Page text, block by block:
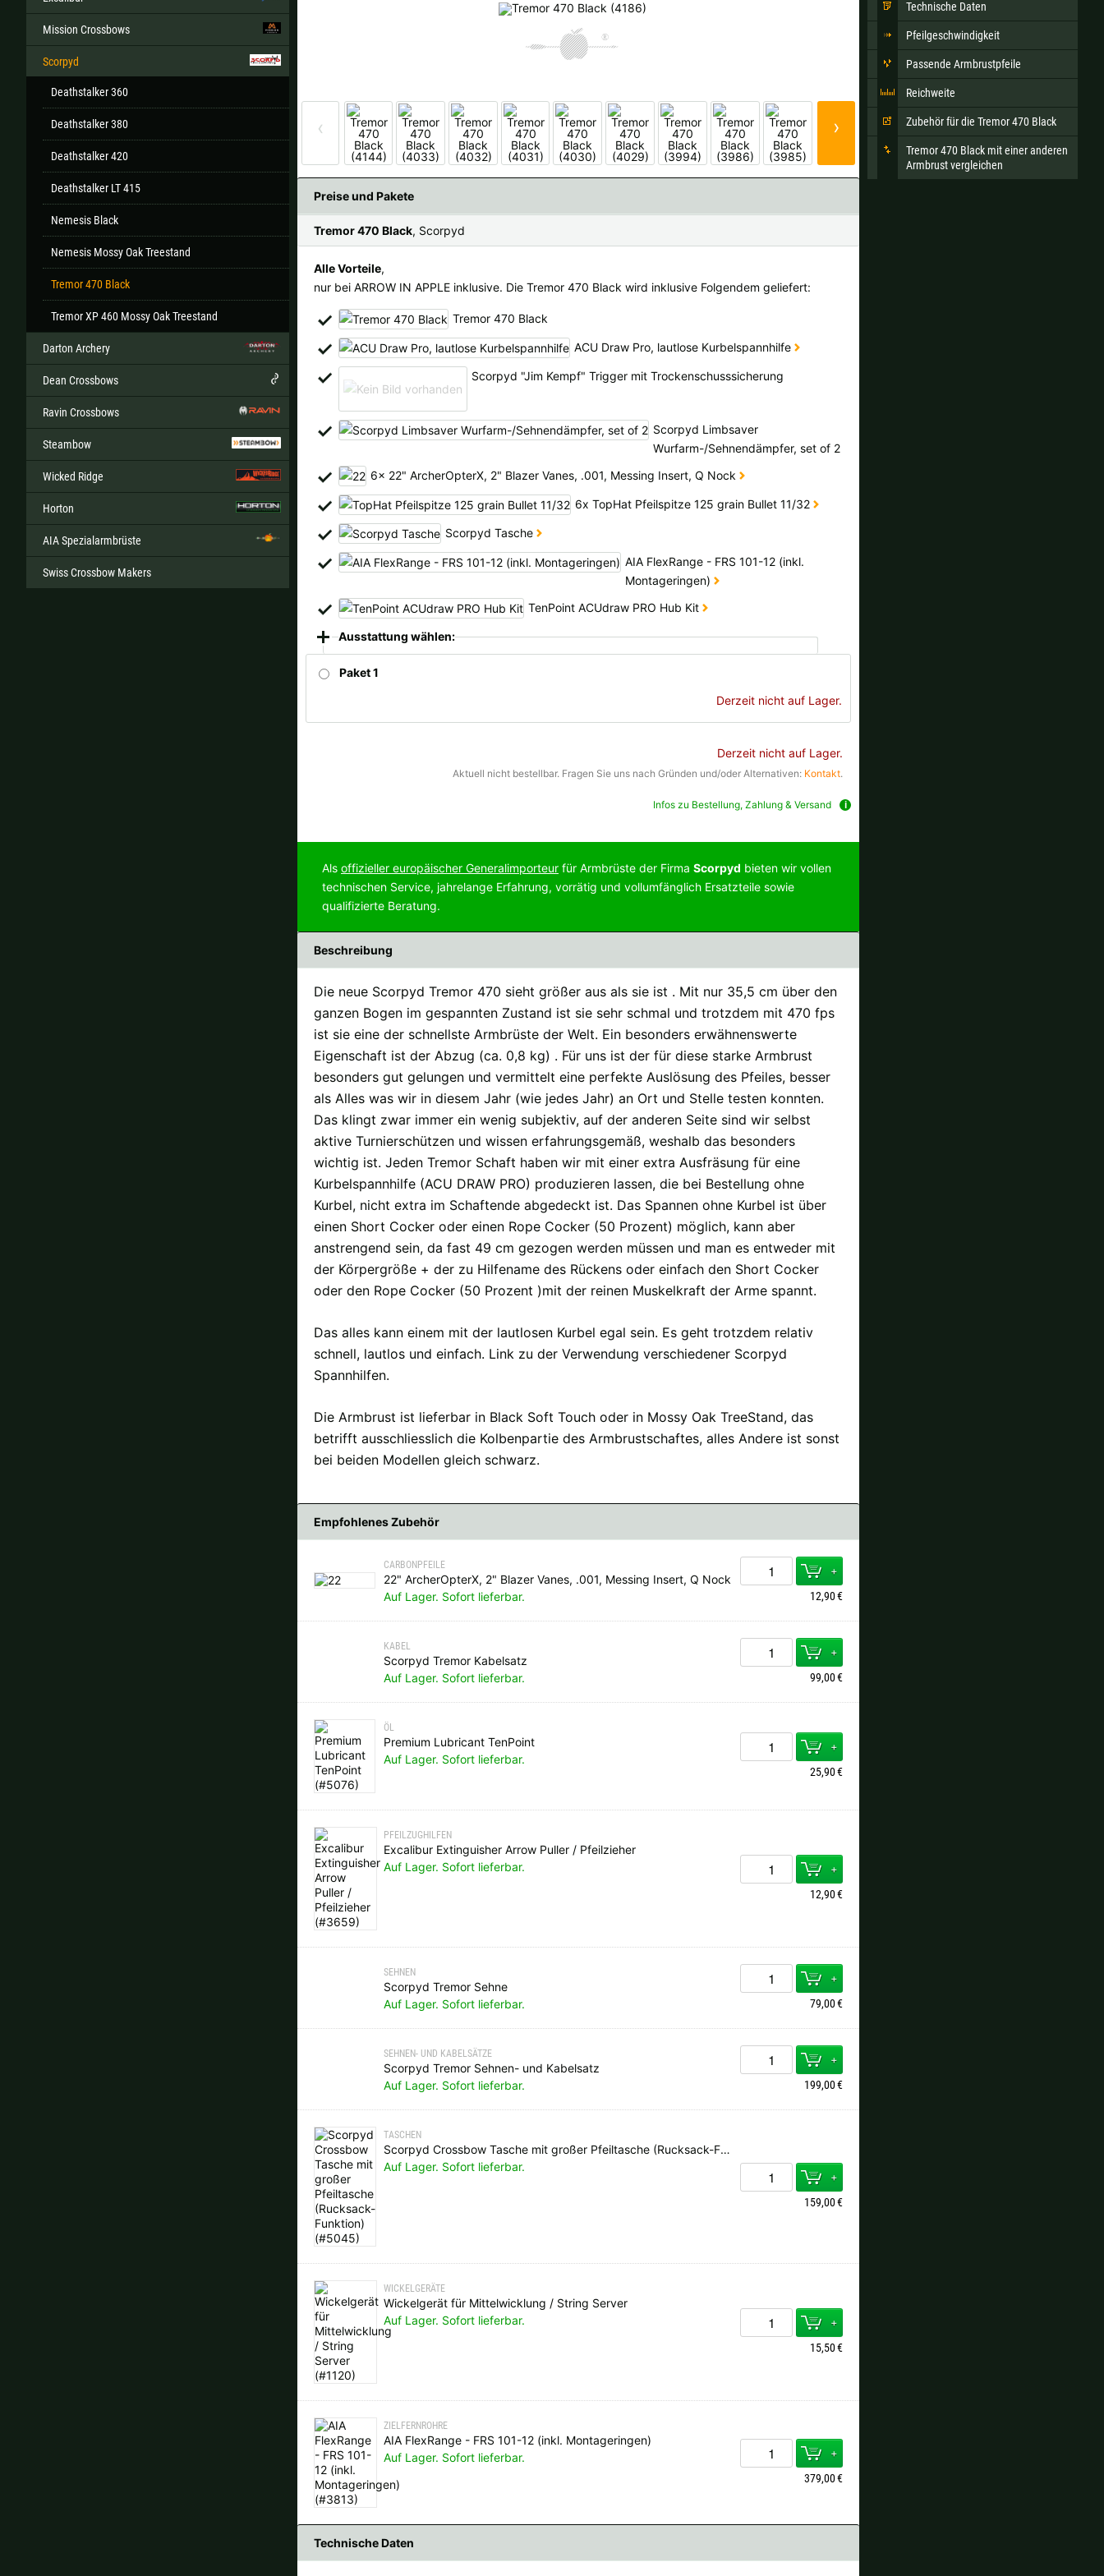
Mission Crossbows
Scorpyd
Deathstalker 360
Deathstalker 380
Deathstalker 420
Deathstalker LT 415
Nemesis Black
Nemesis Mossy Oak Treestand
Tremor 470 Black
Tremor XP 460 Mossy Oak Treestand
Darton Archery
Dean Crossbows
Ravin Crossbows
Steambow
Wicked Ridge
Horton
AIA Spezialarmbrüste
Swiss Crossbow Makers
Technische Daten
Pfeilgeschwindigkeit
Passende Armbrustpfeile
Reichweite
Zubehör für die Tremor 470 Black
Tremor 470 Black mit einer anderen
Armbrust vergleichen
‹ ›
Preise und Pakete
Tremor 470 Black, Scorpyd
Alle Vorteile,
nur bei ARROW IN APPLE inklusive. Die Tremor 470 Black wird inklusive Folgendem geliefert:
Tremor 470 Black
ACU Draw Pro, lautlose Kurbelspannhilfe
Scorpyd "Jim Kempf" Trigger mit Trockenschusssicherung
Scorpyd Limbsaver
Wurfarm-/Sehnendämpfer, set of 2
6x 22" ArcherOpterX, 2" Blazer Vanes, .001, Messing Insert, Q Nock
6x TopHat Pfeilspitze 125 grain Bullet 11/32
Scorpyd Tasche
AIA FlexRange - FRS 101-12 (inkl.
Montageringen)
TenPoint ACUdraw PRO Hub Kit
Ausstattung wählen:
Paket 1
Derzeit nicht auf Lager.
Derzeit nicht auf Lager.
Aktuell nicht bestellbar. Fragen Sie uns nach Gründen und/oder Alternativen: Kontakt.
Infos zu Bestellung, Zahlung & Versand
Als offizieller europäischer Generalimporteur für Armbrüste der Firma Scorpyd bieten wir vollen
technischen Service, jahrelange Erfahrung, vorrätig und vollumfänglich Ersatzteile sowie
qualifizierte Beratung.
Beschreibung
Die neue Scorpyd Tremor 470 sieht größer aus als sie ist . Mit nur 35,5 cm über den
ganzen Bogen im gespannten Zustand ist sie sehr schmal und trotzdem mit 470 fps
ist sie eine der schnellste Armbrüste der Welt. Ein besonders erwähnenswerte
Eigenschaft ist der Abzug (ca. 0,8 kg) . Für uns ist der für diese starke Armbrust
besonders gut gelungen und vermittelt eine perfekte Auslösung des Pfeiles, besser
als Alles was wir in diesem Jahr (wie jedes Jahr) an Ort und Stelle testen konnten.
Das klingt zwar immer ein wenig subjektiv, auf der anderen Seite sind wir selbst
aktive Turnierschützen und wissen erfahrungsgemäß, weshalb das besonders
wichtig ist. Jeden Tremor Schaft haben wir mit einer extra Ausfräsung für eine
Kurbelspannhilfe (ACU DRAW PRO) produzieren lassen, die bei Bestellung ohne
Kurbel, nicht extra im Schaftende abgedeckt ist. Das Spannen ohne Kurbel ist über
einen Short Cocker oder einen Rope Cocker (50 Prozent) möglich, kann aber
anstrengend sein, da fast 49 cm gezogen werden müssen und man es entweder mit
der Körpergröße + der zu Hilfename des Rückens oder einfach den Short Cocker
oder den Rope Cocker (50 Prozent )mit der reinen Muskelkraft der Arme spannt.
Das alles kann einem mit der lautlosen Kurbel egal sein. Es geht trotzdem relativ
schnell, lautlos und einfach. Link zu der Verwendung verschiedener Scorpyd
Spannhilfen.
Die Armbrust ist lieferbar in Black Soft Touch oder in Mossy Oak TreeStand, das
betrifft ausschliesslich die Kolbenpartie des Armbrustschaftes, alles Andere ist sonst
bei beiden Modellen gleich schwarz.
Empfohlenes Zubehör
CARBONPFEILE
22" ArcherOpterX, 2" Blazer Vanes, .001, Messing Insert, Q Nock
Auf Lager. Sofort lieferbar.
12,90€
+
KABEL
Scorpyd Tremor Kabelsatz
Auf Lager. Sofort lieferbar.
99,00€
+
ÖL
Premium Lubricant TenPoint
Auf Lager. Sofort lieferbar.
25,90€
+
PFEILZUGHILFEN
Excalibur Extinguisher Arrow Puller / Pfeilzieher
Auf Lager. Sofort lieferbar.
12,90€
+
SEHNEN
Scorpyd Tremor Sehne
Auf Lager. Sofort lieferbar.
79,00€
+
SEHNEN- UND KABELSÄTZE
Scorpyd Tremor Sehnen- und Kabelsatz
Auf Lager. Sofort lieferbar.
199,00€
+
TASCHEN
Scorpyd Crossbow Tasche mit großer Pfeiltasche (Rucksack-Funktion)
Auf Lager. Sofort lieferbar.
159,00€
+
WICKELGERÄTE
Wickelgerät für Mittelwicklung / String Server
Auf Lager. Sofort lieferbar.
15,50€
+
ZIELFERNROHRE
AIA FlexRange - FRS 101-12 (inkl. Montageringen)
Auf Lager. Sofort lieferbar.
379,00€
+
Technische Daten
Sollte Ihr Land nicht verfübar sein, keine Sorge - wählen Sie einfach "Deutschland" aus. Und erfragen die Versandkosten bei der Bestellung.